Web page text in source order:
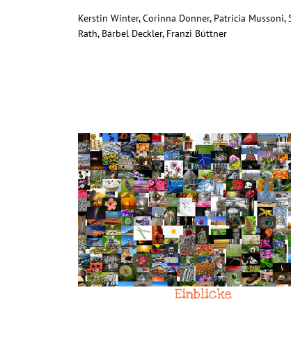
Kerstin Winter, Corinna Donner, Patricia Mussoni,
Rath, Bärbel Deckler, Franzi Büttner
Einblicke